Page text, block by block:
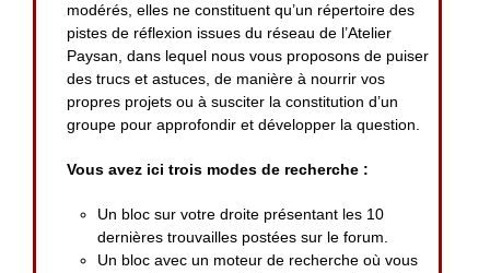
modérés, elles ne constituent qu’un répertoire des
pistes de réflexion issues du réseau de l’Atelier
Paysan, dans lequel nous vous proposons de puiser
des trucs et astuces, de manière à nourrir vos
propres projets ou à susciter la constitution d’un
groupe pour approfondir et développer la question.
Vous avez ici trois modes de recherche :
Un bloc sur votre droite présentant les 10
dernières trouvailles postées sur le forum.
Un bloc avec un moteur de recherche où vous